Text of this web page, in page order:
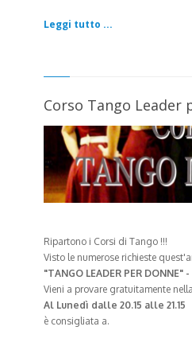
Leggi tutto ...
Corso Tango Leader
Ripartono i Corsi di Tango !!!
Visto le numerose richieste
"TANGO LEADER PER DONNE"
Vieni a provare gratuitamente
Al Lunedì dalle 20.15 alle 21.15
è consigliata a.